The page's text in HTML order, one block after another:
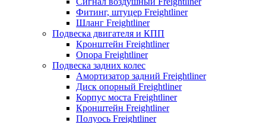
Фитинг, штуцер Freightliner
Шланг Freightliner
Подвеска двигателя и КПП
Кронштейн Freightliner
Опора Freightliner
Подвеска задних колес
Амортизатор задний Freightliner
Диск опорный Freightliner
Корпус моста Freightliner
Кронштейн Freightliner
Полуось Freightliner